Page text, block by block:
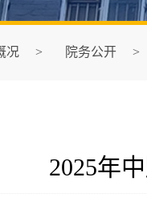
况 > 院务公开 >
2025年